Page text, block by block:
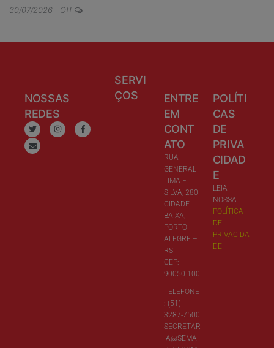
30/07/2026 Off
NOSSAS
REDES
SERVI
ÇOS
ENTRE
EM
CONT
ATO
RUA
GENERAL
LIMA E
SILVA, 280
CIDADE
BAIXA,
PORTO
ALEGRE –
RS
CEP:
90050-100
TELEFONE
: (51)
3287-7500
SECRETAR
IA@SEMA
POLÍTI
CAS
DE
PRIVA
CIDAD
E
LEIA
NOSSA
POLÍTICA
DE
PRIVACIDA
DE